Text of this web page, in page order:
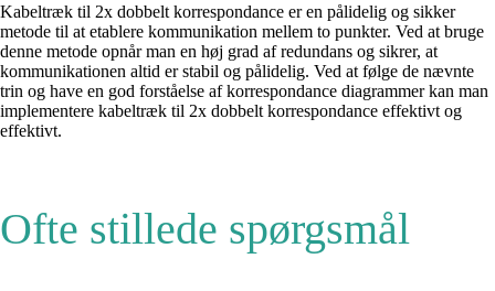
Kabeltræk til 2x dobbelt korrespondance er en pålidelig og sikker
metode til at etablere kommunikation mellem to punkter. Ved at bruge
denne metode opnår man en høj grad af redundans og sikrer, at
kommunikationen altid er stabil og pålidelig. Ved at følge de nævnte
trin og have en god forståelse af korrespondance diagrammer kan man
implementere kabeltræk til 2x dobbelt korrespondance effektivt og
effektivt.
Ofte stillede spørgsmål